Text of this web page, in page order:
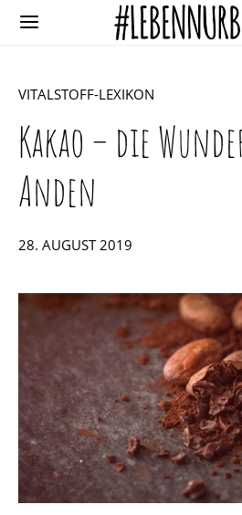
VITALSTOFF-LEXIKON
Kakao – die
Anden
POSTED
28. AUGUST 2019